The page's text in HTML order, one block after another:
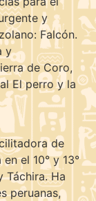
y
Falcón.
y
de Coro,
El perro y la
de
el 10° y 13°
Táchira. Ha
peruanas,